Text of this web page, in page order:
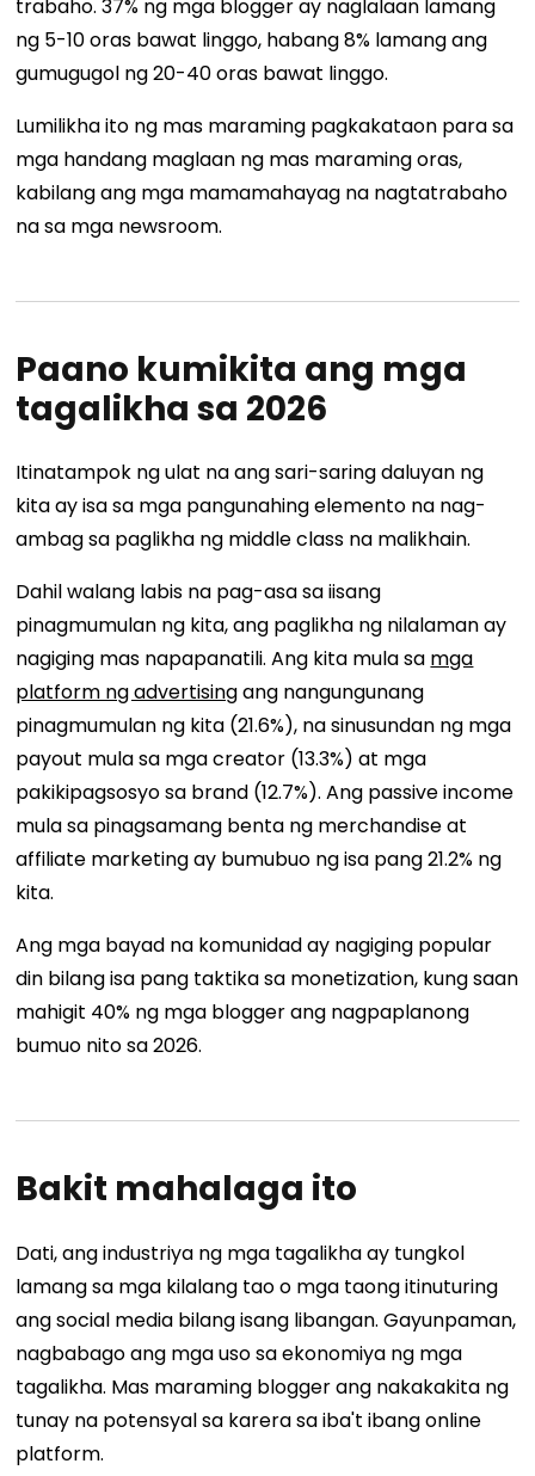
trabaho. 37% ng mga blogger ay naglalaan lamang
ng 5-10 oras bawat linggo, habang 8% lamang ang
gumugugol ng 20-40 oras bawat linggo.
Lumilikha ito ng mas maraming pagkakataon para sa
mga handang maglaan ng mas maraming oras,
kabilang ang mga mamamahayag na nagtatrabaho
na sa mga newsroom.
Paano kumikita ang mga
tagalikha sa 2026
Itinatampok ng ulat na ang sari-saring daluyan ng
kita ay isa sa mga pangunahing elemento na nag-
ambag sa paglikha ng middle class na malikhain.
Dahil walang labis na pag-asa sa iisang
pinagmumulan ng kita, ang paglikha ng nilalaman ay
nagiging mas napapanatili. Ang kita mula sa mga
platform ng advertisingang nangungunang
pinagmumulan ng kita (21.6%), na sinusundan ng mga
payout mula sa mga creator (13.3%) at mga
pakikipagsosyo sa brand (12.7%). Ang passive income
mula sa pinagsamang benta ng merchandise at
affiliate marketing ay bumubuo ng isa pang 21.2% ng
kita.
Ang mga bayad na komunidad ay nagiging popular
din bilang isa pang taktika sa monetization, kung saan
mahigit 40% ng mga blogger ang nagpaplanong
bumuo nito sa 2026.
Bakit mahalaga ito
Dati, ang industriya ng mga tagalikha ay tungkol
lamang sa mga kilalang tao o mga taong itinuturing
ang social media bilang isang libangan. Gayunpaman,
nagbabago ang mga uso sa ekonomiya ng mga
tagalikha. Mas maraming blogger ang nakakakita ng
tunay na potensyal sa karera sa iba't ibang online
platform.